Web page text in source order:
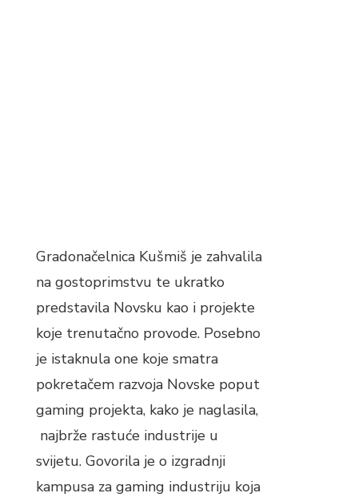
Gradonačelnica Kušmiš je zahvalila
na gostoprimstvu te ukratko
predstavila Novsku kao i projekte
koje trenutačno provode. Posebno
je istaknula one koje smatra
pokretačem razvoja Novske poput
gaming projekta, kako je naglasila,
najbrže rastuće industrije u
svijetu. Govorila je o izgradnji
kampusa za gaming industriju koja